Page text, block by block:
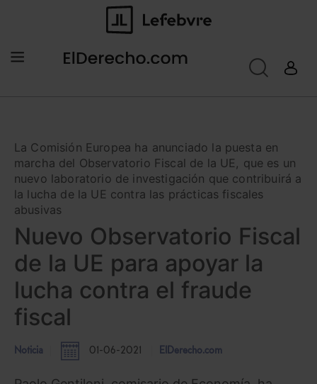
La Comisión Europea ha anunciado la puesta en
marcha del Observatorio Fiscal de la UE, que es un
nuevo laboratorio de investigación que contribuirá a
la lucha de la UE contra las prácticas fiscales
abusivas
Nuevo Observatorio Fiscal
de la UE para apoyar la
lucha contra el fraude
fiscal
Noticia 01-06-2021 ElDerecho.com